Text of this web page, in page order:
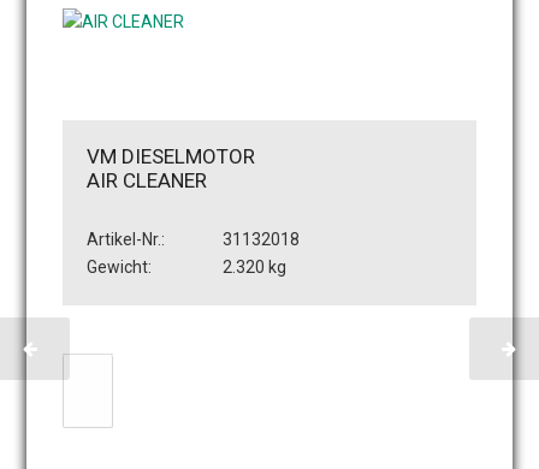
VM DIESELMOTOR
AIR CLEANER
Artikel-Nr.:
31132018
Gewicht:
2.320 kg